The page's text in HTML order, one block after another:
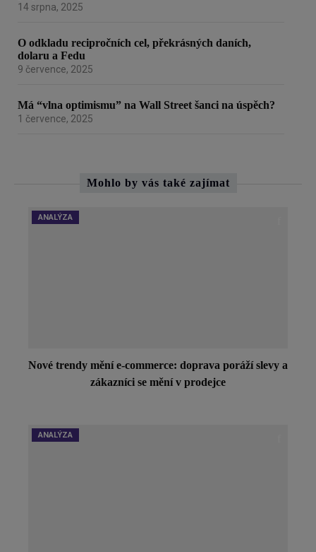
14 srpna, 2025
O odkladu recipročních cel, překrásných daních,
dolaru a Fedu
9 července, 2025
Má “vlna optimismu” na Wall Street šanci na úspěch?
1 července, 2025
Mohlo by vás také zajímat
ANALÝZA
Nové trendy mění e-commerce: doprava poráží slevy a
zákazníci se mění v prodejce
ANALÝZA